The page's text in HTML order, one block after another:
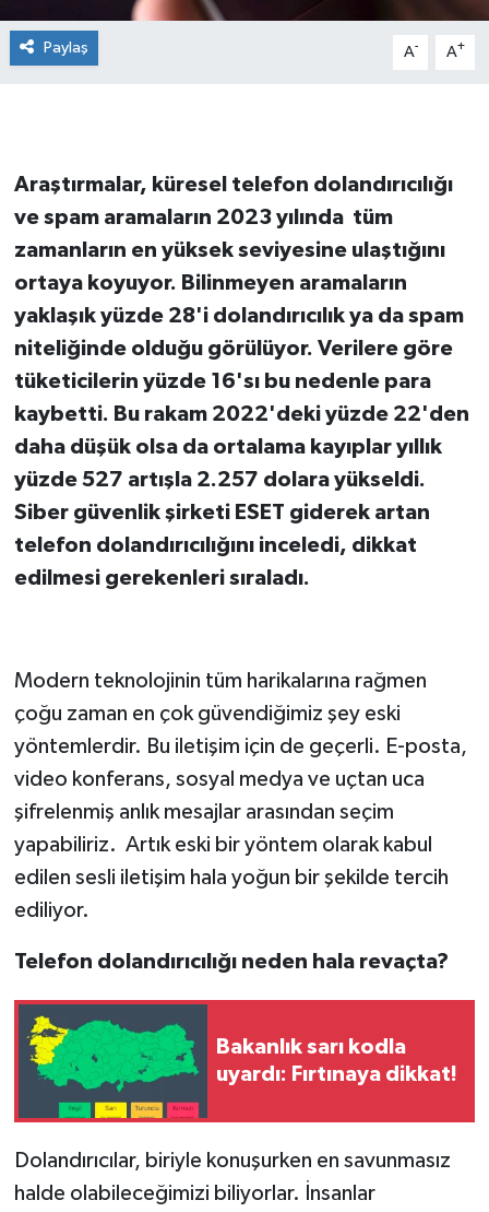
Paylaş A- A+
Araştırmalar, küresel telefon dolandırıcılığı
ve spam aramaların 2023 yılında tüm
zamanların en yüksek seviyesine ulaştığını
ortaya koyuyor. Bilinmeyen aramaların
yaklaşık yüzde 28'i dolandırıcılık ya da spam
niteliğinde olduğu görülüyor. Verilere göre
tüketicilerin yüzde 16'sı bu nedenle para
kaybetti. Bu rakam 2022'deki yüzde 22'den
daha düşük olsa da ortalama kayıplar yıllık
yüzde 527 artışla 2.257 dolara yükseldi.
Siber güvenlik şirketi ESET giderek artan
telefon dolandırıcılığını inceledi, dikkat
edilmesi gerekenleri sıraladı.
Modern teknolojinin tüm harikalarına rağmen
çoğu zaman en çok güvendiğimiz şey eski
yöntemlerdir. Bu iletişim için de geçerli. E-posta,
video konferans, sosyal medya ve uçtan uca
şifrelenmiş anlık mesajlar arasından seçim
yapabiliriz. Artık eski bir yöntem olarak kabul
edilen sesli iletişim hala yoğun bir şekilde tercih
ediliyor.
Telefon dolandırıcılığı neden hala revaçta?
Bakanlık sarı kodla
uyardı: Fırtınaya dikkat!
Dolandırıcılar, biriyle konuşurken en savunmasız
halde olabileceğimizi biliyorlar. İnsanlar